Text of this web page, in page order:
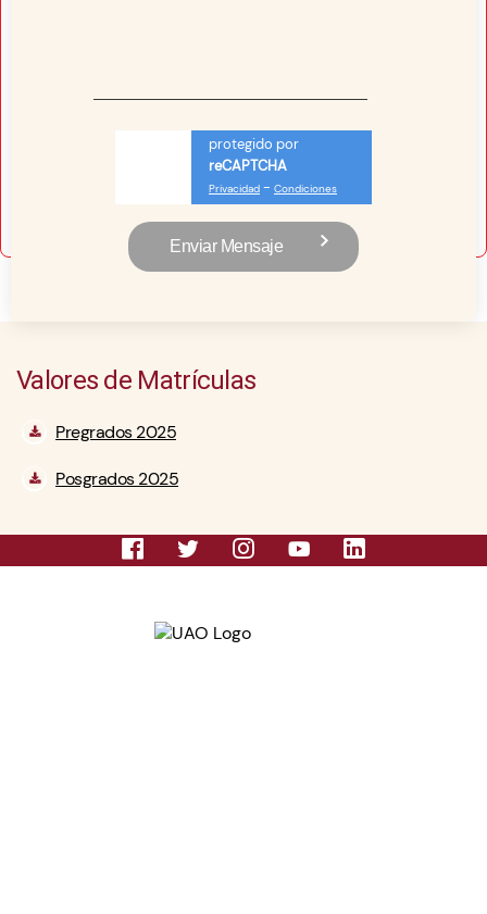
protegido por
reCAPTCHA
Privacidad - Condiciones
Valores de Matrículas
Pregrados 2025
Posgrados 2025